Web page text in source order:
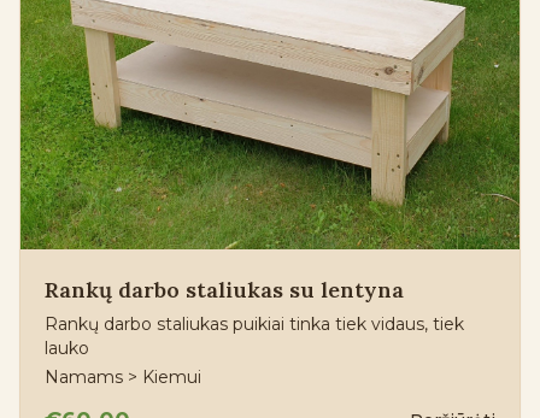
Rankų darbo staliukas su lentyna
Rankų darbo staliukas puikiai tinka tiek vidaus, tiek
lauko
Namams > Kiemui